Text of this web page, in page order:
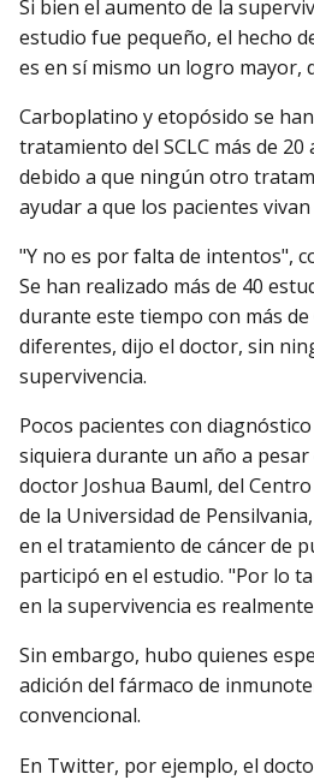
Si bien el aumento de la
estudio fue pequeño, el hecho
es en sí mismo un logro mayor,
Carboplatino y etopósido se
tratamiento del SCLC más de
debido a que ningún otro
ayudar a que los pacientes vivan
"Y no es por falta de intentos",
Se han realizado más de 40
durante este tiempo con más
diferentes, dijo el doctor, sin
supervivencia.
Pocos pacientes con
siquiera durante un año a
doctor Joshua Bauml, del
de la Universidad de
en el tratamiento de cáncer de
participó en el estudio. "Por lo
en la supervivencia es
Sin embargo, hubo quienes
adición del fármaco de
convencional.
En Twitter, por ejemplo, el